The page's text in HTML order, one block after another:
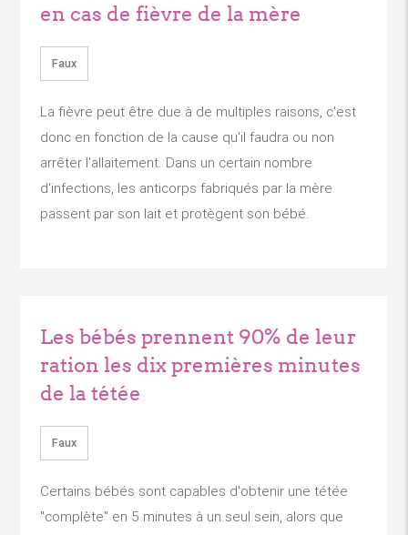
en cas de fièvre de la mère
Faux
La fièvre peut être due à de multiples raisons, c'est
donc en fonction de la cause qu'il faudra ou non
arrêter l'allaitement. Dans un certain nombre
d'infections, les anticorps fabriqués par la mère
passent par son lait et protègent son bébé.
Les bébés prennent 90% de leur
ration les dix premières minutes
de la tétée
Faux
Certains bébés sont capables d'obtenir une tétée
"complète" en 5 minutes à un seul sein, alors que